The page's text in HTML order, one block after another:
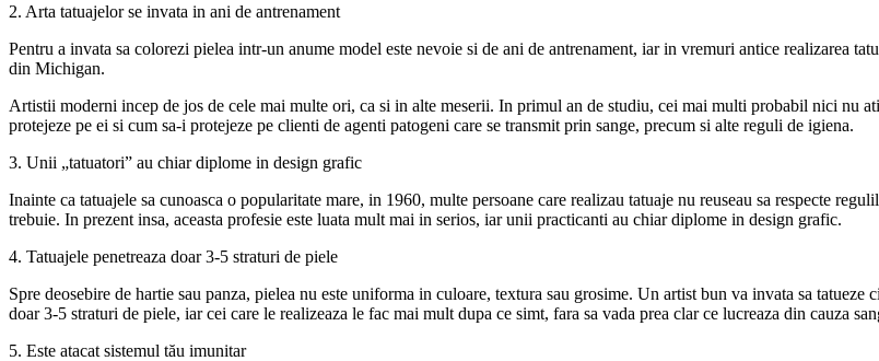
2. Arta tatuajelor se invata in ani de antrenament
Pentru a invata sa colorezi pielea intr-un anume model este nevoie si de ani de antrenament, iar in vremuri antice realizarea
din Michigan.
Artistii moderni incep de jos de cele mai multe ori, ca si in alte meserii. In primul an de studiu, cei mai multi probabil nici nu
protejeze pe ei si cum sa-i protejeze pe clienti de agenti patogeni care se transmit prin sange, precum si alte reguli de igiena.
3. Unii „tatuatori” au chiar diplome in design grafic
Inainte ca tatuajele sa cunoasca o popularitate mare, in 1960, multe persoane care realizau tatuaje nu reuseau sa respecte
trebuie. In prezent insa, aceasta profesie este luata mult mai in serios, iar unii practicanti au chiar diplome in design grafic.
4. Tatuajele penetreaza doar 3-5 straturi de piele
Spre deosebire de hartie sau panza, pielea nu este uniforma in culoare, textura sau grosime. Un artist bun va invata sa
doar 3-5 straturi de piele, iar cei care le realizeaza le fac mai mult dupa ce simt, fara sa vada prea clar ce lucreaza din cauza
5. Este atacat sistemul tău imunitar